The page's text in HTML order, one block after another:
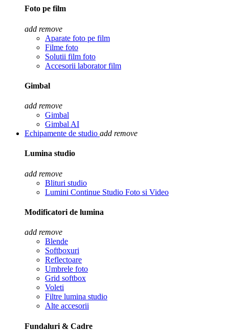
Foto pe film
add remove
Aparate foto pe film
Filme foto
Solutii film foto
Accesorii laborator film
Gimbal
add remove
Gimbal
Gimbal AI
Echipamente de studio add remove
Lumina studio
add remove
Blituri studio
Lumini Continue Studio Foto si Video
Modificatori de lumina
add remove
Blende
Softboxuri
Reflectoare
Umbrele foto
Grid softbox
Voleti
Filtre lumina studio
Alte accesorii
Fundaluri & Cadre